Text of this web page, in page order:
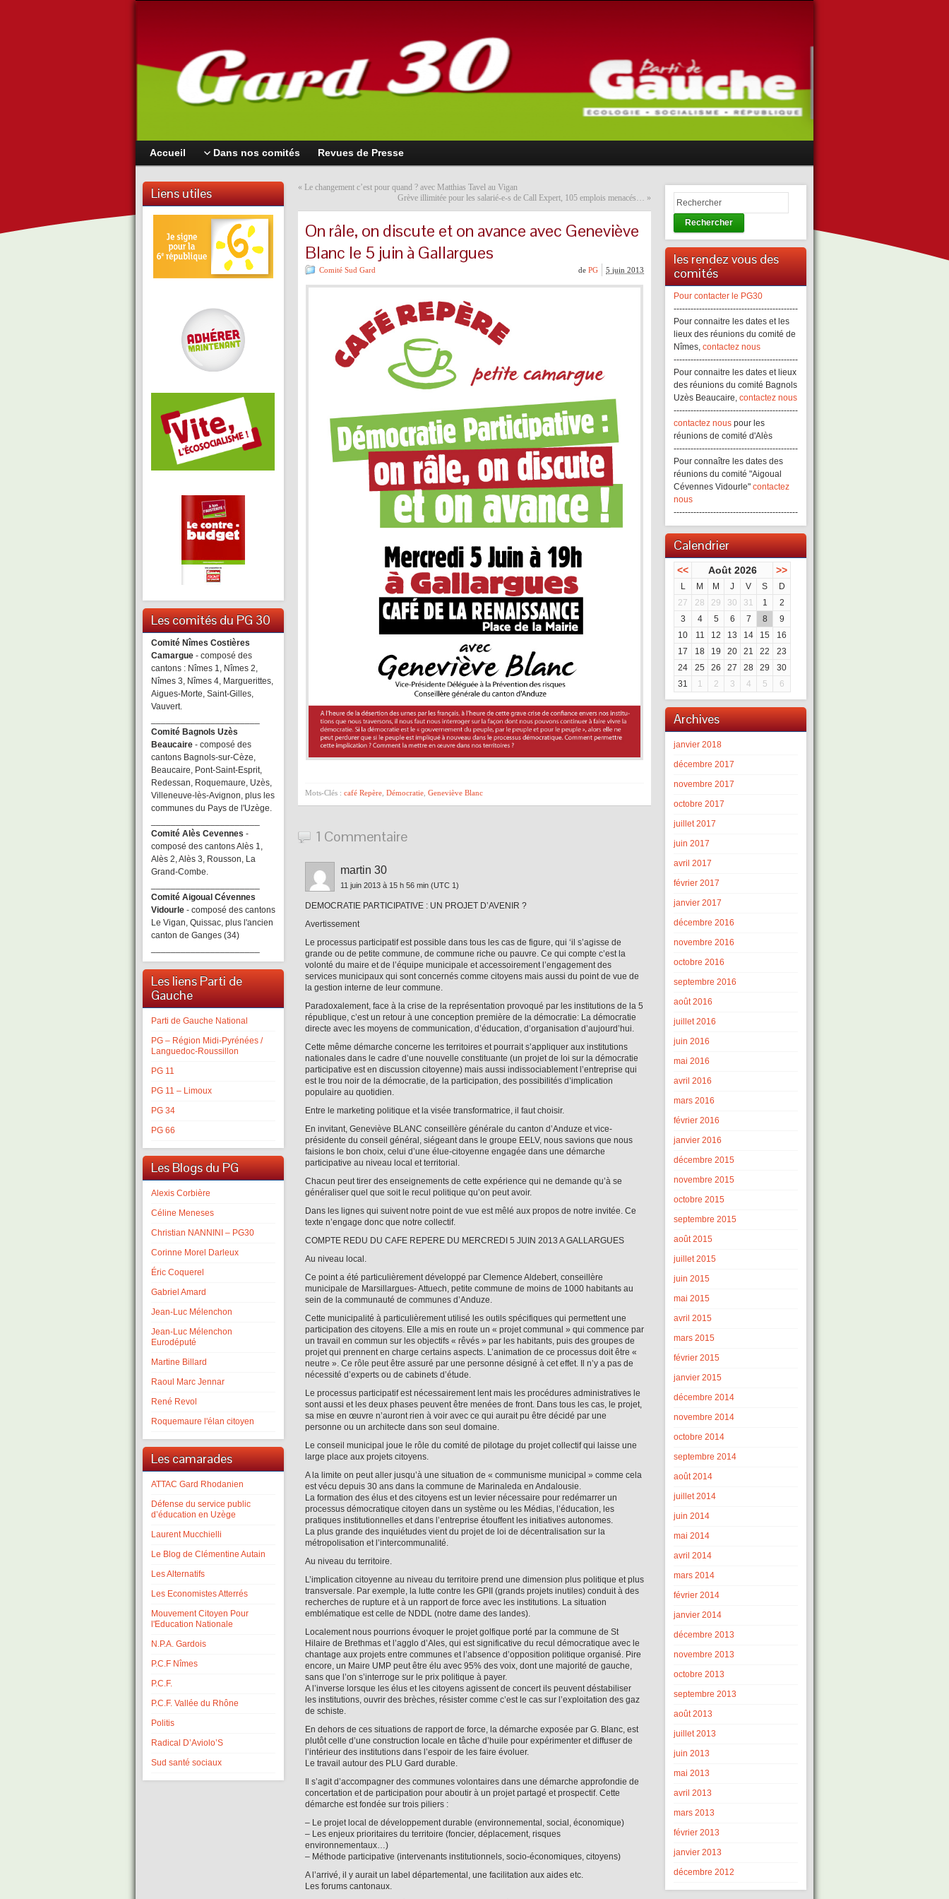
Accueil Dans nos comités Revues de Presse
Liens utiles
Les comités du PG 30
Comité Nîmes Costières
Camargue - composé des
cantons : Nîmes 1, Nîmes 2,
Nîmes 3, Nîmes 4, Marguerittes,
Aigues-Morte, Saint-Gilles,
Vauvert.
Comité Bagnols Uzès
Beaucaire - composé des
cantons Bagnols-sur-Cèze,
Beaucaire, Pont-Saint-Esprit,
Redessan, Roquemaure, Uzès,
Villeneuve-lès-Avignon, plus les
communes du Pays de l'Uzège.
Comité Alès Cevennes -
composé des cantons Alès 1,
Alès 2, Alès 3, Rousson, La
Grand-Combe.
Comité Aigoual Cévennes
Vidourle - composé des cantons
Le Vigan, Quissac, plus l'ancien
canton de Ganges (34)
Les liens Parti de
Gauche
Parti de Gauche National
PG – Région Midi-Pyrénées /
Languedoc-Roussillon
PG 11
PG 11 – Limoux
PG 34
PG 66
Les Blogs du PG
Alexis Corbière
Céline Meneses
Christian NANNINI – PG30
Corinne Morel Darleux
Éric Coquerel
Gabriel Amard
Jean-Luc Mélenchon
Jean-Luc Mélenchon
Eurodéputé
Martine Billard
Raoul Marc Jennar
René Revol
Roquemaure l'élan citoyen
Les camarades
ATTAC Gard Rhodanien
Défense du service public
d’éducation en Uzège
Laurent Mucchielli
Le Blog de Clémentine Autain
Les Alternatifs
Les Economistes Atterrés
Mouvement Citoyen Pour
l'Education Nationale
N.P.A. Gardois
P.C.F Nîmes
P.C.F.
P.C.F. Vallée du Rhône
Politis
Radical D’Aviolo’S
Sud santé sociaux
« Le changement c’est pour quand ? avec Matthias Tavel au Vigan
Grève illimitée pour les salarié-e-s de Call Expert, 105 emplois menacés… »
On râle, on discute et on avance avec Geneviève
Blanc le 5 juin à Gallargues
Comité Sud Gard 5 juin 2013
de PG
Mots-Clés : café Repère Démocratie Geneviève Blanc
1 Commentaire
martin 30
11 juin 2013 à 15 h 56 min (UTC 1)
DEMOCRATIE PARTICIPATIVE : UN PROJET D’AVENIR ?
Avertissement
Le processus participatif est possible dans tous les cas de figure, qui ‘il s’agisse de
grande ou de petite commune, de commune riche ou pauvre. Ce qui compte c’est la
volonté du maire et de l’équipe municipale et accessoirement l’engagement des
services municipaux qui sont concernés comme citoyens mais aussi du point de vue de
la gestion interne de leur commune.
Paradoxalement, face à la crise de la représentation provoqué par les institutions de la 5
république, c’est un retour à une conception première de la démocratie: La démocratie
directe avec les moyens de communication, d’éducation, d’organisation d’aujourd’hui.
Cette même démarche concerne les territoires et pourrait s’appliquer aux institutions
nationales dans le cadre d’une nouvelle constituante (un projet de loi sur la démocratie
participative est en discussion citoyenne) mais aussi indissociablement l’entreprise qui
est le trou noir de la démocratie, de la participation, des possibilités d’implication
populaire au quotidien.
Entre le marketing politique et la visée transformatrice, il faut choisir.
En invitant, Geneviève BLANC conseillère générale du canton d’Anduze et vice-
présidente du conseil général, siégeant dans le groupe EELV, nous savions que nous
faisions le bon choix, celui d’une élue-citoyenne engagée dans une démarche
participative au niveau local et territorial.
Chacun peut tirer des enseignements de cette expérience qui ne demande qu’à se
généraliser quel que soit le recul politique qu’on peut avoir.
Dans les lignes qui suivent notre point de vue est mêlé aux propos de notre invitée. Ce
texte n’engage donc que notre collectif.
COMPTE REDU DU CAFE REPERE DU MERCREDI 5 JUIN 2013 A GALLARGUES
Au niveau local.
Ce point a été particulièrement développé par Clemence Aldebert, conseillère
municipale de Marsillargues- Attuech, petite commune de moins de 1000 habitants au
sein de la communauté de communes d’Anduze.
Cette municipalité à particulièrement utilisé les outils spécifiques qui permettent une
participation des citoyens. Elle a mis en route un « projet communal » qui commence par
un travail en commun sur les objectifs « rêvés » par les habitants, puis des groupes de
projet qui prennent en charge certains aspects. L’animation de ce processus doit être «
neutre ». Ce rôle peut être assuré par une personne désigné à cet effet. Il n’y a pas de
nécessité d’experts ou de cabinets d’étude.
Le processus participatif est nécessairement lent mais les procédures administratives le
sont aussi et les deux phases peuvent être menées de front. Dans tous les cas, le projet,
sa mise en œuvre n’auront rien à voir avec ce qui aurait pu être décidé par une
personne ou un architecte dans son seul domaine.
Le conseil municipal joue le rôle du comité de pilotage du projet collectif qui laisse une
large place aux projets citoyens.
A la limite on peut aller jusqu’à une situation de « communisme municipal » comme cela
est vécu depuis 30 ans dans la commune de Marinaleda en Andalousie.
La formation des élus et des citoyens est un levier nécessaire pour redémarrer un
processus démocratique citoyen dans un système ou les Médias, l’éducation, les
pratiques institutionnelles et dans l’entreprise étouffent les initiatives autonomes.
La plus grande des inquiétudes vient du projet de loi de décentralisation sur la
métropolisation et l’intercommunalité.
Au niveau du territoire.
L’implication citoyenne au niveau du territoire prend une dimension plus politique et plus
transversale. Par exemple, la lutte contre les GPII (grands projets inutiles) conduit à des
recherches de rupture et à un rapport de force avec les institutions. La situation
emblématique est celle de NDDL (notre dame des landes).
Localement nous pourrions évoquer le projet golfique porté par la commune de St
Hilaire de Brethmas et l’agglo d’Ales, qui est significative du recul démocratique avec le
chantage aux projets entre communes et l’absence d’opposition politique organisé. Pire
encore, un Maire UMP peut être élu avec 95% des voix, dont une majorité de gauche,
sans que l’on s’interroge sur le prix politique à payer.
A l’inverse lorsque les élus et les citoyens agissent de concert ils peuvent déstabiliser
les institutions, ouvrir des brèches, résister comme c’est le cas sur l’exploitation des gaz
de schiste.
En dehors de ces situations de rapport de force, la démarche exposée par G. Blanc, est
plutôt celle d’une construction locale en tâche d’huile pour expérimenter et diffuser de
l’intérieur des institutions dans l’espoir de les faire évoluer.
Le travail autour des PLU Gard durable.
Il s’agit d’accompagner des communes volontaires dans une démarche approfondie de
concertation et de participation pour aboutir à un projet partagé et prospectif. Cette
démarche est fondée sur trois piliers :
– Le projet local de développement durable (environnemental, social, économique)
– Les enjeux prioritaires du territoire (foncier, déplacement, risques
environnementaux…)
– Méthode participative (intervenants institutionnels, socio-économiques, citoyens)
A l’arrivé, il y aurait un label départemental, une facilitation aux aides etc.
Les forums cantonaux.
Rechercher
les rendez vous des
comités
Pour contacter le PG30
--------------------------------------------
Pour connaitre les dates et les
lieux des réunions du comité de
Nîmes, contactez nous
--------------------------------------------
Pour connaitre les dates et lieux
des réunions du comité Bagnols
Uzès Beaucaire, contactez nous
--------------------------------------------
contactez nous pour les
réunions de comité d'Alès
--------------------------------------------
Pour connaître les dates des
réunions du comité "Aigoual
Cévennes Vidourle" contactez
nous
--------------------------------------------
Calendrier
<< Août 2026 >>
L M M J V S
D
27
28 29 30 31 1
2
3
4 5 6 7 8
9
10
11 12 13 14 15
16
17
18 19 20 21 22
23
24
25 26 27 28 29
30
31
1 2 3 4 5 6
Archives
janvier 2018
décembre 2017
novembre 2017
octobre 2017
juillet 2017
juin 2017
avril 2017
février 2017
janvier 2017
décembre 2016
novembre 2016
octobre 2016
septembre 2016
août 2016
juillet 2016
juin 2016
mai 2016
avril 2016
mars 2016
février 2016
janvier 2016
décembre 2015
novembre 2015
octobre 2015
septembre 2015
août 2015
juillet 2015
juin 2015
mai 2015
avril 2015
mars 2015
février 2015
janvier 2015
décembre 2014
novembre 2014
octobre 2014
septembre 2014
août 2014
juillet 2014
juin 2014
mai 2014
avril 2014
mars 2014
février 2014
janvier 2014
décembre 2013
novembre 2013
octobre 2013
septembre 2013
août 2013
juillet 2013
juin 2013
mai 2013
avril 2013
mars 2013
février 2013
janvier 2013
décembre 2012